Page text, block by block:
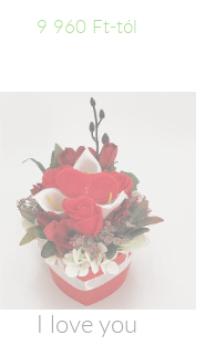
9 960 Ft-tól
I love you